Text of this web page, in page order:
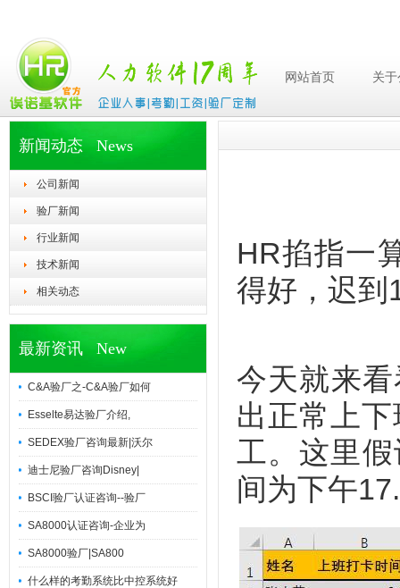
网站首页 关
新闻动态 News
公司新闻
验厂新闻
行业新闻
技术新闻
相关动态
最新资讯 New
C&A验厂之-C&A验厂如何
Esselte易达验厂介绍,
SEDEX验厂咨询最新|沃尔
迪士尼验厂咨询Disney|
BSCI验厂认证咨询--验厂
SA8000认证咨询-企业为
SA8000验厂|SA800
什么样的考勤系统比中控系统好
HR掐指一
得好，迟到
今天就来
出正常上
工。这里
间为下午